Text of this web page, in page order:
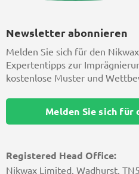
Registered Head Office:
Nikwax Limited, Wadhurst,
Newsletter abonnieren
Melden Sie sich für den
Expertentipps zur
kostenlose Muster und
Melden Sie sich für